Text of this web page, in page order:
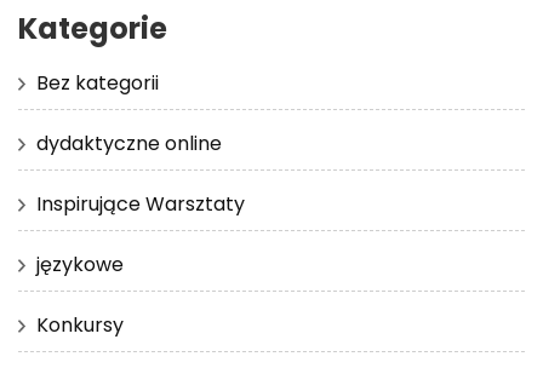
Kategorie
Bez kategorii
dydaktyczne online
Inspirujące Warsztaty
językowe
Konkursy